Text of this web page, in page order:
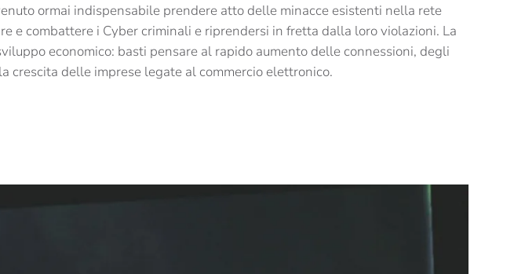
ormai indispensabile prendere atto delle minacce esistenti nella rete
e combattere i Cyber criminali e riprendersi in fretta dalla loro violazioni. La
economico: basti pensare al rapido aumento delle connessioni, degli
crescita delle imprese legate al commercio elettronico.